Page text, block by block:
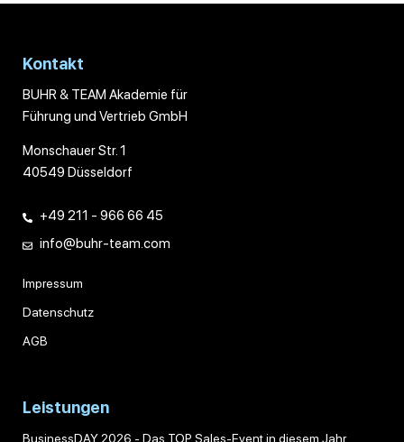
Kontakt
BUHR & TEAM Akademie für
Führung und Vertrieb GmbH
Monschauer Str. 1
40549 Düsseldorf
+49 211 - 966 66 45
info@buhr-team.com
Impressum
Datenschutz
AGB
Leistungen
BusinessDAY 2026 - Das TOP Sales-Event in diesem Jahr